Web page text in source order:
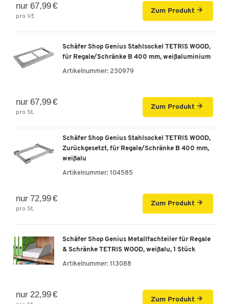
Höhe inkl. Gleiter, B 1000 mm, Buche-Dekor
399,00 € +
-
Schäfer Shop Genius Regal TETRIS WOOD, 6 OH,
+
Schäfer Shop Genius Regal TETRIS WOOD, 6 OH,
Höhe inkl. Gleiter, Mitteltrennwand, B 1200 mm,
479,00 € +
Höhe inkl. Gleiter, Mitteltrennwand, B 1200 mm,
Buche-Dekor
Artikelnummer: 104687
+
nur 67,99 €
pro VE
Zum Produkt
Schäfer Shop Genius Stahlsockel TETRIS WOOD,
für Regale/Schränke B 400 mm, weißaluminium
Artikelnummer: 230979
nur 67,99 €
pro St.
Zum Produkt
Schäfer Shop Genius Stahlsockel TETRIS WOOD,
Zurückgesetzt, für Regale/Schränke B 400 mm,
weißalu
Artikelnummer: 104585
nur 72,99 €
pro St.
Zum Produkt
Schäfer Shop Genius Metallfachteiler für Regale
& Schränke TETRIS WOOD, weißalu, 1 Stück
Artikelnummer: 113088
nur 22,99 €
Zum Produkt